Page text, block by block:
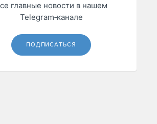
главные новости в нашем
Telegram‑канале
ПОДПИСАТЬСЯ